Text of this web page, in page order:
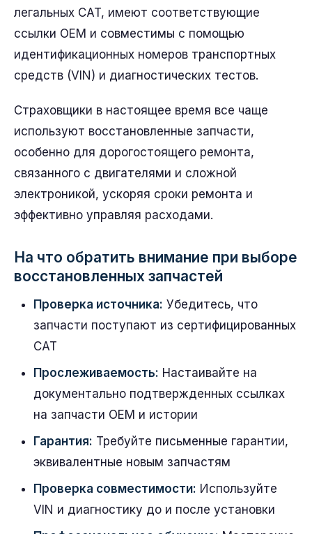
легальных CAT, имеют соответствующие
ссылки OEM и совместимы с помощью
идентификационных номеров транспортных
средств (VIN) и диагностических тестов.
Страховщики в настоящее время все чаще
используют восстановленные запчасти,
особенно для дорогостоящего ремонта,
связанного с двигателями и сложной
электроникой, ускоряя сроки ремонта и
эффективно управляя расходами.
На что обратить внимание при выборе
восстановленных запчастей
Проверка источника: Убедитесь, что
запчасти поступают из сертифицированных
CAT
Прослеживаемость: Настаивайте на
документально подтвержденных ссылках
на запчасти OEM и истории
Гарантия: Требуйте письменные гарантии,
эквивалентные новым запчастям
Проверка совместимости: Используйте
VIN и диагностику до и после установки